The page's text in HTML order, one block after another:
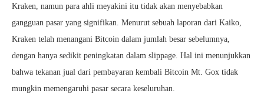
Kraken, namun para ahli meyakini itu tidak akan menyebabkan
gangguan pasar yang signifikan. Menurut sebuah laporan dari Kaiko,
Kraken telah menangani Bitcoin dalam jumlah besar sebelumnya,
dengan hanya sedikit peningkatan dalam slippage. Hal ini menunjukkan
bahwa tekanan jual dari pembayaran kembali Bitcoin Mt. Gox tidak
mungkin memengaruhi pasar secara keseluruhan.